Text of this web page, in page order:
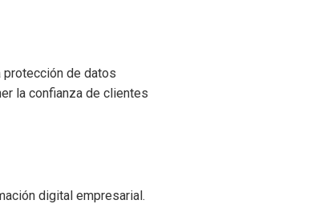
protección de datos
la confianza de clientes
digital empresarial.